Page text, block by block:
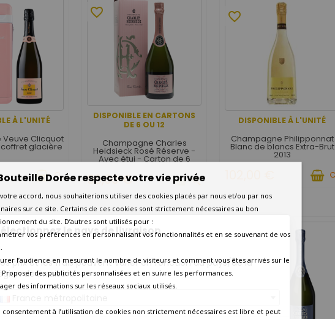
le pays de livraison
prix et les frais peuvent varier en fonction du pays/de la
de livraison.
À L'UNITÉ
Clicquot
glacière
DISPONIBLE EN CARTONS
DE 6 OU 12
favorite_border
Champagne Charles
Heidsieck Rosé Réserve -
Avec étui - Carton de 6
96,00 €
DISPONIBLE À L'UNITÉ
favorite_border
Champagne Philipponnat
Blanc de blancs Extra-Brut
2013
favorite_border
favorite_border
Dorée respecte votre vie privée
accord, nous souhaiterions utiliser des cookies placés par nous et/ou par nos
sur ce site. Certains de ces cookies sont strictement nécessaires au bon
du site. D’autres sont utilisés pour :
vos préférences en personnalisant vos fonctionnalités et en se souvenant de vos
l’audience en mesurant le nombre de visiteurs et comment vous êtes arrivés sur le
Proposer des publicités personnalisées et en suivre les performances.
des informations sur les réseaux sociaux utilisés.
consentement à l’utilisation de cookies non strictement nécessaires est libre et peut